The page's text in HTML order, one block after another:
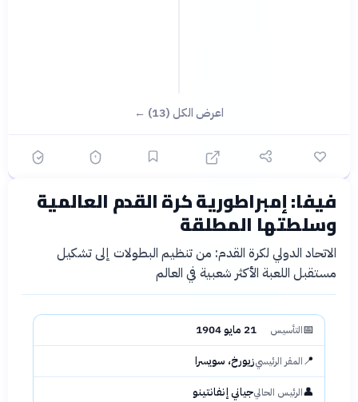
اعرض الكل (13) ←
حماسة 📝 مقالة الشهر الماضي
فيفا: إمبراطورية كرة القدم العالمية
وسلطتها المطلقة
الاتحاد الدولي لكرة القدم: من تنظيم البطولات إلى تشكيل
مستقبل اللعبة الأكثر شعبية في العالم
📅التأسيس
21 مايو 1904
📍المقر الرئيسيزيورخ، سويسرا
👤الرئيس الحاليجياني إنفانتينو